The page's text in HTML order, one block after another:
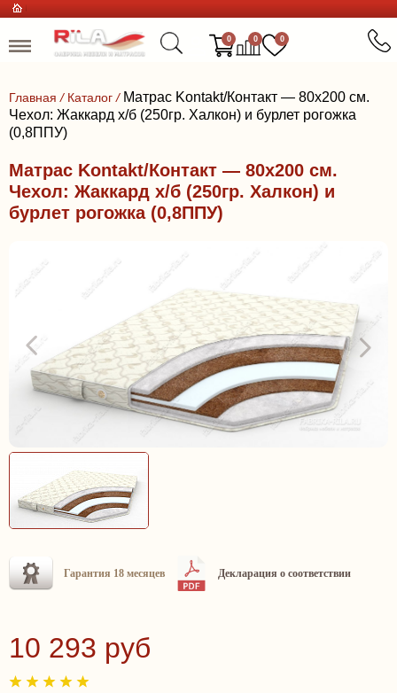
0 0 0
Главная / Каталог / Матрас Kontakt/Контакт — 80x200 см.
Чехол: Жаккард х/б (250гр. Халкон) и бурлет рогожка
(0,8ППУ)
Матрас Kontakt/Контакт — 80x200 см.
Чехол: Жаккард х/б (250гр. Халкон) и
бурлет рогожка (0,8ППУ)
Гарантия 18 месяцев Декларация о соответствии
10 293 руб